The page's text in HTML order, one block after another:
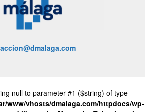
null to parameter #1 ($string) of type
www/vhosts/dmalaga.com/httpdocs/wp-